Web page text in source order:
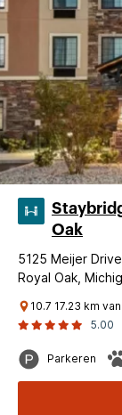
Oak
5125 Meijer Drive
Royal Oak,
10.7 17.23 km
5.00
Parkeren